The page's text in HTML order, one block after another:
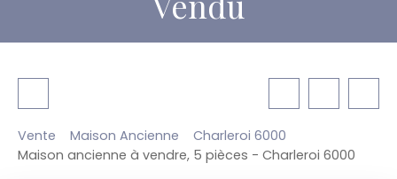
Vente Maison Ancienne
Charleroi 6000
Maison ancienne à vendre, 5 pièces - Charleroi 6000